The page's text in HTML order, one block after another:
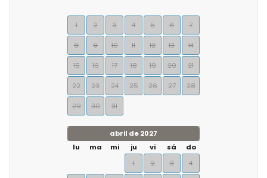
1 2 3 4 5 6 7
8 9 10 11 12 13 14
15 16 17 18 19 20 21
22 23 24 25 26 27 28
29 30 31
abril de 2027
lu
ma mi ju vi sá
do
1
2 3 4